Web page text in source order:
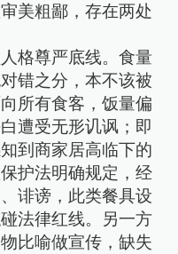
美粗鄙，存在两处
格尊严底线。食量
错之分，本不该被
所有食客，饭量偏
遭受无形讥讽；即
到商家居高临下的
护法明确规定，经
诽谤，此类餐具设
法律红线。另一方
比喻做宣传，缺失